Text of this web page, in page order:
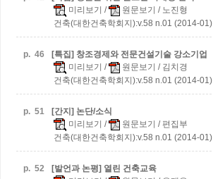
미리보기 / 원문보기 / 노진형
건축(대한건축학회지):v.58 n.01 (2014-01)
p. 46
[특집] 창조경제와 전문건설기술 강소기업
미리보기 / 원문보기 / 김치경
건축(대한건축학회지):v.58 n.01 (2014-01)
p. 51
[간지] 논단/소식
미리보기 / 원문보기 / 편집부
건축(대한건축학회지):v.58 n.01 (2014-01)
p. 52
[발언과 논평] 열린 건축교육